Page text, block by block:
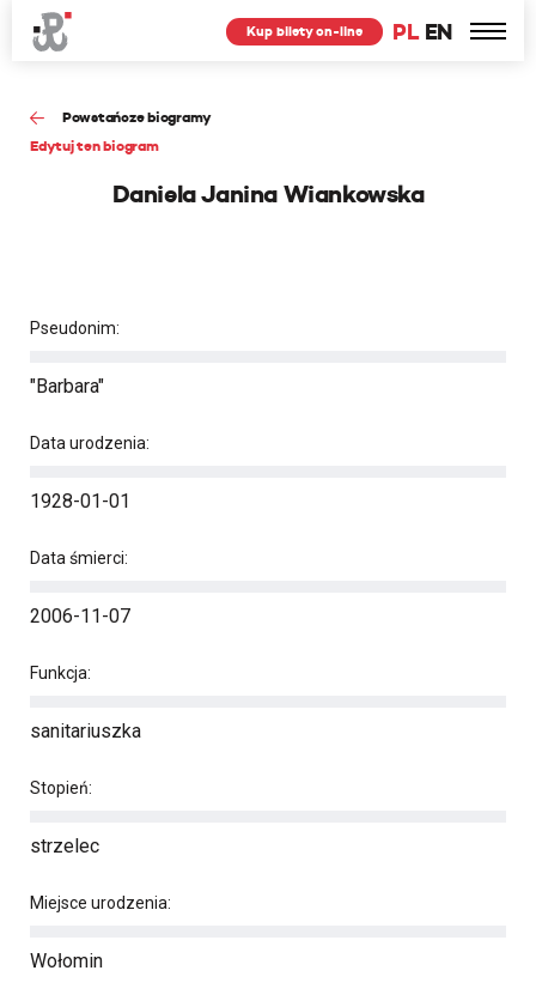
PL EN
Kup bilety on-line
Powstańcze biogramy
Edytuj ten biogram
Daniela Janina Wiankowska
Pseudonim:
"Barbara"
Data urodzenia:
1928-01-01
Data śmierci:
2006-11-07
Funkcja:
sanitariuszka
Stopień:
strzelec
Miejsce urodzenia:
Wołomin